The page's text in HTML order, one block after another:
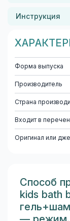
Инструкция
Форма выпуска
Производитель
Страна
Входит в
Оригинал или
Способ
kids bath